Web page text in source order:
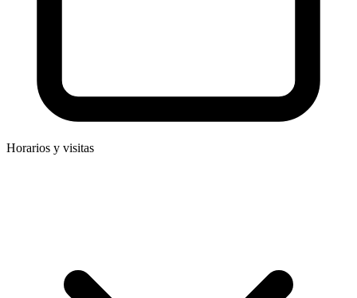
Horarios y visitas